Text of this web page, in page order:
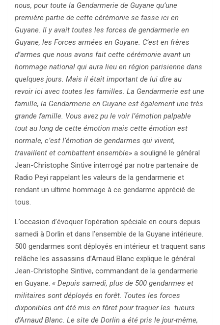
nous, pour toute la Gendarmerie de Guyane qu’une
première partie de cette cérémonie se fasse ici en
Guyane. Il y avait toutes les forces de gendarmerie en
Guyane, les Forces armées en Guyane. C’est en frères
d’armes que nous avons fait cette cérémonie avant un
hommage national qui aura lieu en région parisienne dans
quelques jours. Mais il était important de lui dire au
revoir ici avec toutes les familles. La Gendarmerie est une
famille, la Gendarmerie en Guyane est également une très
grande famille. Vous avez pu le voir l’émotion palpable
tout au long de cette émotion mais cette émotion est
normale, c’est l’émotion de gendarmes qui vivent,
travaillent et combattent ensemble» a souligné le général
Jean-Christophe Sintive interrogé par notre partenaire de
Radio Peyi rappelant les valeurs de la gendarmerie et
rendant un ultime hommage à ce gendarme apprécié de
tous.
L’occasion d’évoquer l’opération spéciale en cours depuis
samedi à Dorlin et dans l’ensemble de la Guyane intérieure.
500 gendarmes sont déployés en intérieur et traquent sans
relâche les assassins d’Arnaud Blanc explique le général
Jean-Christophe Sintive, commandant de la gendarmerie
en Guyane. « Depuis samedi, plus de 500 gendarmes et
militaires sont déployés en forêt. Toutes les forces
dixponibles ont été mis en fôret pour traquer les tueurs
d’Arnaud Blanc. Le site de Dorlin a été pris le jour-même,